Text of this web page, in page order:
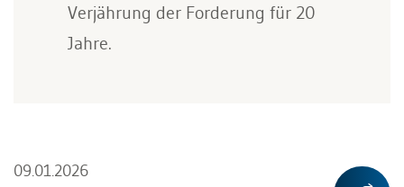
Verjährung der Forderung für 20
Jahre.
09.01.2026